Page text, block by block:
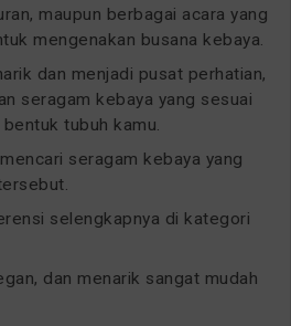
maupun berbagai acara yang
mengenakan busana kebaya.
dan menjadi pusat perhatian,
seragam kebaya yang sesuai
tubuh kamu.
seragam kebaya yang
selengkapnya di kategori
dan menarik sangat mudah